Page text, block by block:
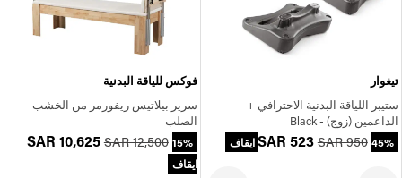
تيغوار
ستيبر اللياقة البدنية الاحترافي +
الداعمين (زوج) - Black
SAR 523 SAR 950 45% ايقاف
فوكس للياقة البدنية
سرير بيلاتيس ريفورمر من الخشب
الصلب
SAR 10,625 SAR 12,500 15%
ايقاف